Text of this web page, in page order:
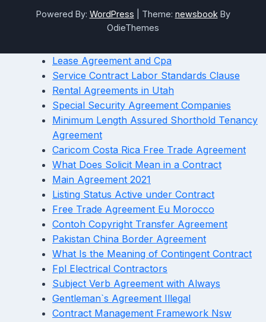
Powered By: WordPress Theme: newsbook By
OdieThemes
Lease Agreement and Cpa
Service Contract Labor Standards Clause
Rental Agreements in Utah
Special Security Agreement Companies
Minimum Length Assured Shorthold Tenancy
Agreement
Caricom Costa Rica Free Trade Agreement
What Does Solicit Mean in a Contract
Main Agreement 2021
Listing Status Active under Contract
Free Trade Agreement Eu Morocco
Contoh Copyright Transfer Agreement
Pakistan China Border Agreement
What Is the Meaning of Contingent Contract
Fpl Electrical Contractors
Subject Verb Agreement with Always
Gentleman`s Agreement Illegal
Contract Management Framework Nsw